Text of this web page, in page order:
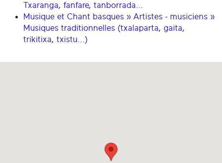
Txaranga, fanfare, tanborrada...
Musique et Chant basques » Artistes - musiciens »
Musiques traditionnelles (txalaparta, gaita,
trikitixa, txistu...)